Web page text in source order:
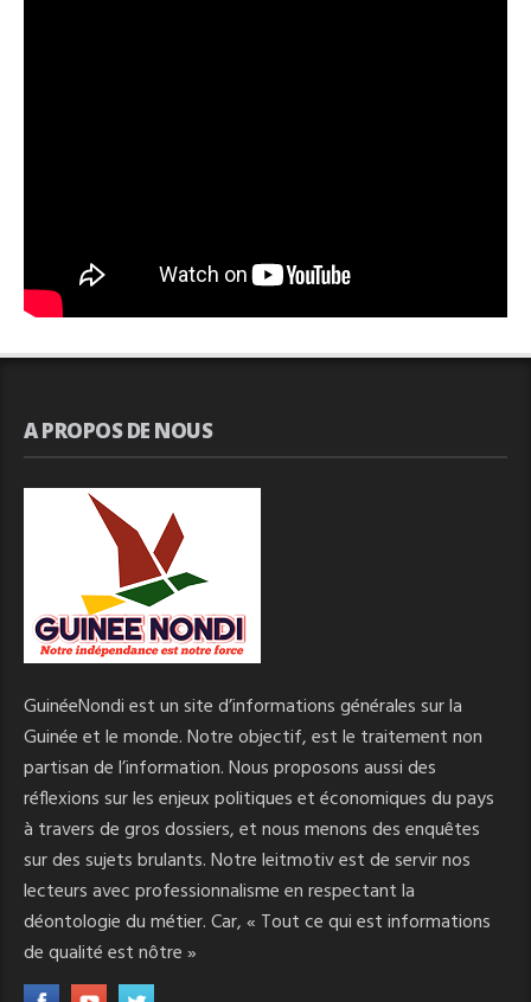
A PROPOS DE NOUS
GuinéeNondi est un site d’informations générales sur la
Guinée et le monde. Notre objectif, est le traitement non
partisan de l’information. Nous proposons aussi des
réflexions sur les enjeux politiques et économiques du pays
à travers de gros dossiers, et nous menons des enquêtes
sur des sujets brulants. Notre leitmotiv est de servir nos
lecteurs avec professionnalisme en respectant la
déontologie du métier. Car, « Tout ce qui est informations
de qualité est nôtre »